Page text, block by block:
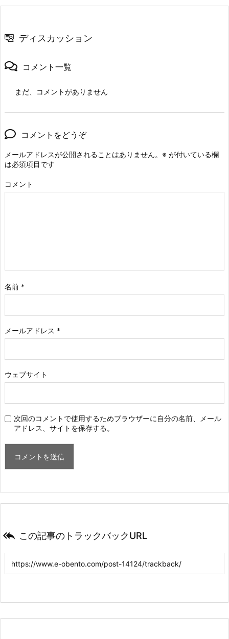
ディスカッション
コメント一覧
まだ、コメントがありません
コメントをどうぞ
メールアドレスが公開されることはありません。 ※ が付いている欄
は必須項目です
コメント
名前 *
メールアドレス *
ウェブサイト
次回のコメントで使用するためブラウザーに自分の名前、メール
アドレス、サイトを保存する。
 この記事のトラックバックURL